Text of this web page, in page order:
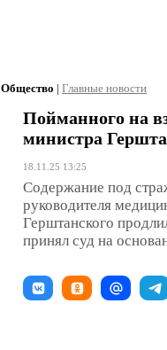
Общество | Главные новости
Пойманного на
министра
18.11.25 13:25
Содержание под
руководителя
Герштанского
принял суд на